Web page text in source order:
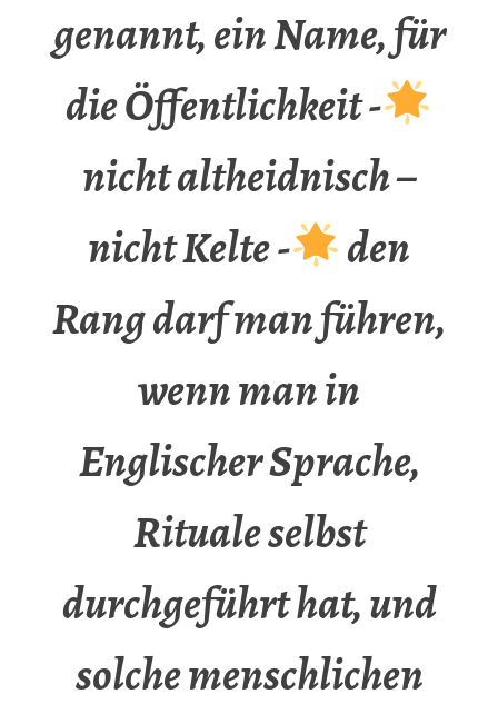
genannt, ein Name, für
die Öffentlichkeit -
nicht altheidnisch –
nicht Kelte -
den
Rang darf man führen,
wenn man in
Englischer Sprache,
Rituale selbst
durchgeführt hat, und
solche menschlichen